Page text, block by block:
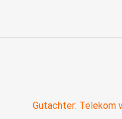
Gutachter: Telekom